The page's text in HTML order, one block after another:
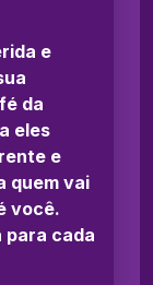
e
da
eles
e
quem vai
você.
para cada